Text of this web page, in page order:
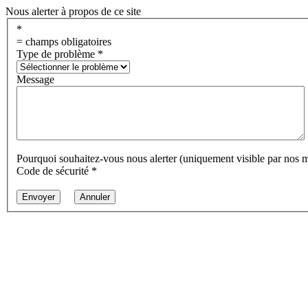
Nous alerter à propos de ce site
*
= champs obligatoires
Type de problème *
Message
Pourquoi souhaitez-vous nous alerter (uniquement visible par nos
Code de sécurité *